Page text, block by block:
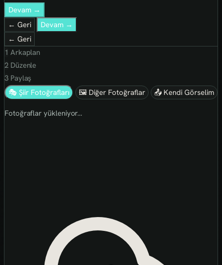
Devam →
← Geri
Devam →
← Geri
1 Arkaplan
2Düzenle
3Paylaş
🎭 Şiir Fotoğrafları
🖼 Diğer Fotoğraflar 📤 Kendi Görselim
Fotoğraflar yükleniyor…